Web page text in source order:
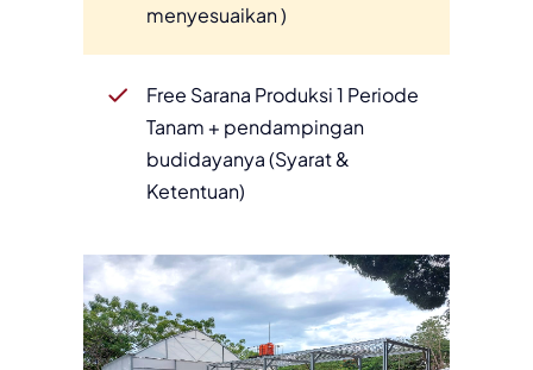
menyesuaikan )
Free Sarana Produksi 1 Periode
Tanam + pendampingan
budidayanya (Syarat &
Ketentuan)